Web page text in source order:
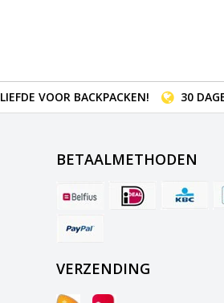
LIEFDE VOOR BACKPACKEN! 30
BETAALMETHODEN
VERZENDING